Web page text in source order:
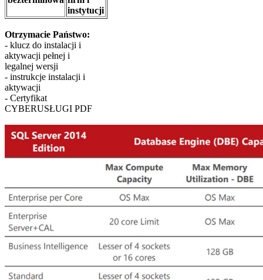
instytucji
​Otrzymacie Państwo:
- klucz do instalacji i
aktywacji pełnej i
legalnej wersji
- instrukcje instalacji i
aktywacji
- Certyfikat
CYBERUSŁUGI PDF